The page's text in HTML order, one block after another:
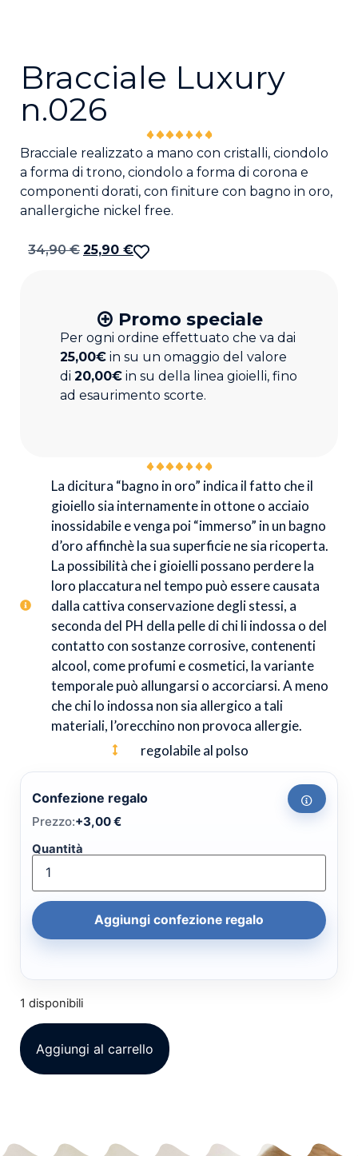
Bracciale Luxury
n.026
Bracciale realizzato a mano con cristalli, ciondolo
a forma di trono, ciondolo a forma di corona e
componenti dorati, con finiture con bagno in oro,
anallergiche nickel free.
34,90€ 25,90 €
Promo speciale
Per ogni ordine effettuato che va dai
25,00€ in su un omaggio del valore
di 20,00€ in su della linea gioielli, fino
ad esaurimento scorte.
La dicitura “bagno in oro” indica il fatto che il
gioiello sia internamente in ottone o acciaio
inossidabile e venga poi “immerso” in un bagno
d’oro affinchè la sua superficie ne sia ricoperta.
La possibilità che i gioielli possano perdere la
loro placcatura nel tempo può essere causata
dalla cattiva conservazione degli stessi, a
seconda del PH della pelle di chi li indossa o del
contatto con sostanze corrosive, contenenti
alcool, come profumi e cosmetici, la variante
temporale può allungarsi o accorciarsi. A meno
che chi lo indossa non sia allergico a tali
materiali, l’orecchino non provoca allergie.
regolabile al polso
Confezione regalo
Prezzo:+3,00€
Quantità
Aggiungi confezione regalo
1 disponibili
Aggiungi al carrello